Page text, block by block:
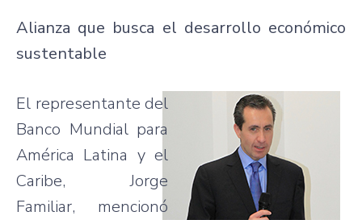
Alianza que busca el desarrollo económico
sustentable
El representante del
Banco Mundial para
América Latina y el
Caribe, Jorge
Familiar, mencionó